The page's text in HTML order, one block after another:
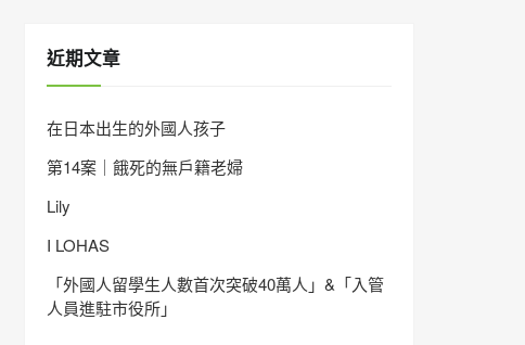
近期文章
在日本出生的外國人孩子
第14案｜餓死的無戶籍老婦
Lily
I LOHAS
「外國人留學生人數首次突破40萬人」&「入管
人員進駐市役所」